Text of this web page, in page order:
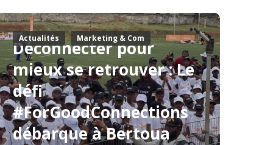
Déconnecter pour
mieux se retrouver : Le
défi
#ForGoodConnections
débarque à Bertoua
Actualités Marketing & Com